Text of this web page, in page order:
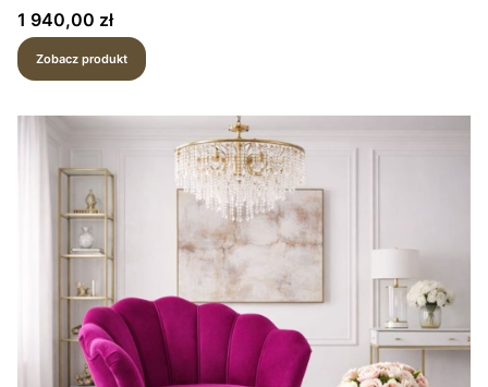
Cena
1 940,00 zł
Zobacz produkt